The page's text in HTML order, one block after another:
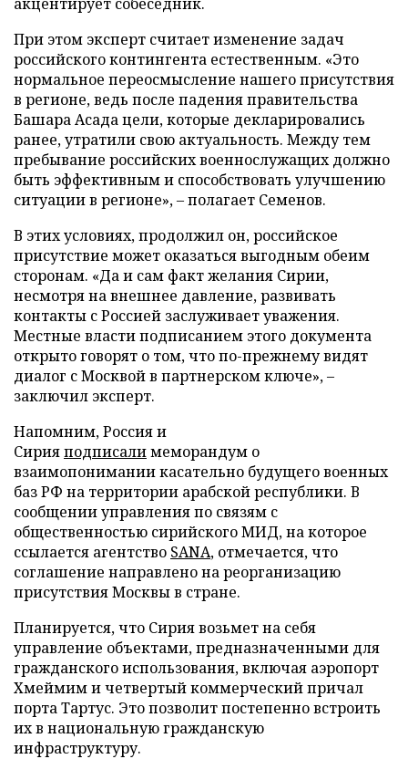
При этом эксперт считает изменение задач
российского контингента естественным. «Это
нормальное переосмысление нашего присутствия
в регионе, ведь после падения правительства
Башара Асада цели, которые декларировались
ранее, утратили свою актуальность. Между тем
пребывание российских военнослужащих должно
быть эффективным и способствовать улучшению
ситуации в регионе», – полагает Семенов.
В этих условиях, продолжил он, российское
присутствие может оказаться выгодным обеим
сторонам. «Да и сам факт желания Сирии,
несмотря на внешнее давление, развивать
контакты с Россией заслуживает уважения.
Местные власти подписанием этого документа
открыто говорят о том, что по-прежнему видят
диалог с Москвой в партнерском ключе», –
заключил эксперт.
Напомним, Россия и
Сирияподписалимеморандум о
взаимопонимании касательно будущего военных
баз РФ на территории арабской республики. В
сообщении управления по связям с
общественностью сирийского МИД, на которое
ссылается агентство SANA, отмечается, что
соглашение направлено на реорганизацию
присутствия Москвы в стране.
Планируется, что Сирия возьмет на себя
управление объектами, предназначенными для
гражданского использования, включая аэропорт
Хмеймим и четвертый коммерческий причал
порта Тартус. Это позволит постепенно встроить
их в национальную гражданскую
инфраструктуру.